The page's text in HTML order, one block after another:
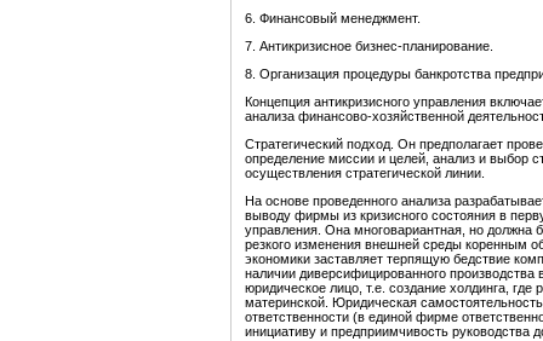
6. Финансовый менеджмент.
7. Антикризисное бизнес-планирование.
8. Организация процедуры банкротства
Концепция антикризисного управления
анализа финансово-хозяйственной
Стратегический подход. Он предполагает
определение миссии и целей, анализ и выбор
осуществления стратегической линии.
На основе проведенного анализа
выводу фирмы из кризисного состояния в
управления. Она многовариантная, но должна
резкого изменения внешней среды коренным
экономики заставляет терпящую бедствие
наличии диверсифицированного
юридическое лицо, т.е. создание холдинга,
материнской. Юридическая
ответственности (в единой фирме
инициативу и предприимчивость руководства